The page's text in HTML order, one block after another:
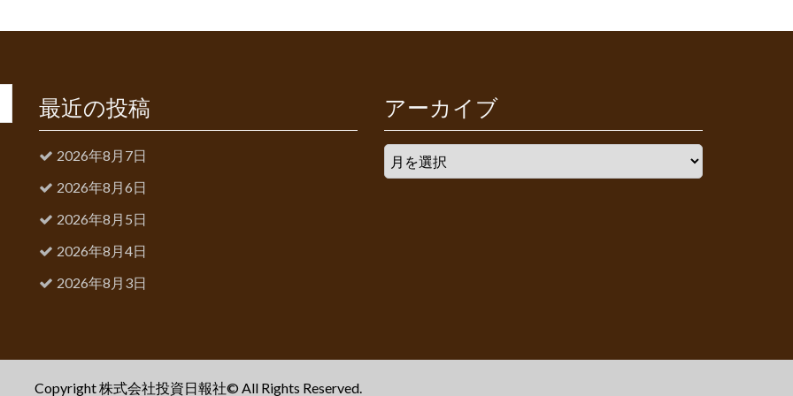
最近の投稿
2026年8月7日
2026年8月6日
2026年8月5日
2026年8月4日
2026年8月3日
アーカイブ
ア
ー
Copyright 株式会社投資日報社© All Rights Reserved.